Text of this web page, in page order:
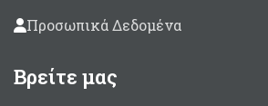
Προσωπικά Δεδομένα
Βρείτε μας